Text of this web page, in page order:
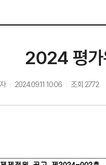
2024 평가
2024.09.11 10:06 조회 2772